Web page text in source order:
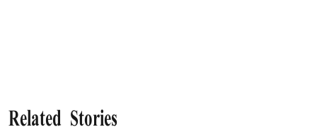
Related Stories